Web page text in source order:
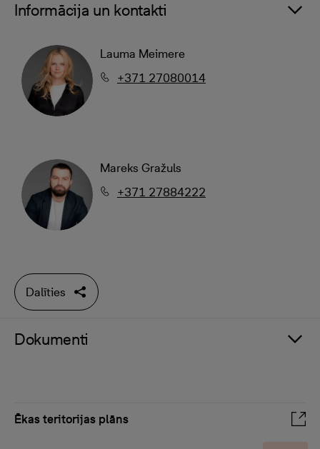
Informācija un kontakti
Lauma Meimere
+371 27080014
Mareks Gražuls
+371 27884222
Dalīties
Dokumenti
Ēkas teritorijas plāns